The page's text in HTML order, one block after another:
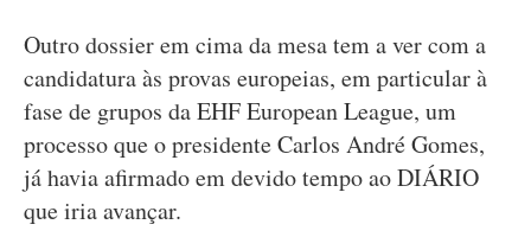
Outro dossier em cima da mesa tem a ver com a
candidatura às provas europeias, em particular à
fase de grupos da EHF European League, um
processo que o presidente Carlos André Gomes,
já havia afirmado em devido tempo ao DIÁRIO
que iria avançar.